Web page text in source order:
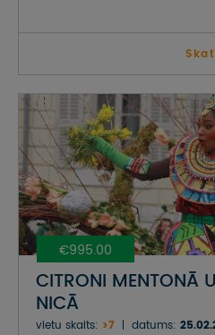
€995.00
CITRONI MENTONĀ
NICĀ
vietu skaits: >7 datums: